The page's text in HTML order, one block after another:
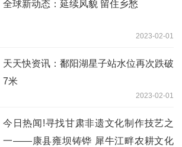
全球新动态：延续风貌 留住乡愁
2023-02-01
天天快资讯：鄱阳湖星子站水位再次跌破
7米
2023-02-01
今日热闻!寻找甘肃非遗文化制作技艺之
一——康县雍坝铸铧 犀牛江畔农耕文化